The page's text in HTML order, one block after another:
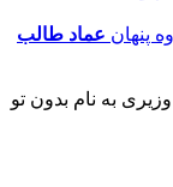
عماد طالب
به نام بدون تو